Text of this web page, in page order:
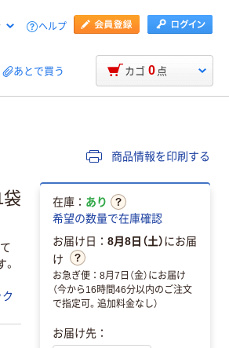
ヘルプ
あとで買う カゴ 0 点
商品情報を印刷する
在庫： あり
希望の数量で在庫確認
お届け日： 8月8日（土）にお届
け
お急ぎ便：8月7日（金）にお届け
（今から16時間46分以内のご注文
で指定可。追加料金なし）
お届け先：